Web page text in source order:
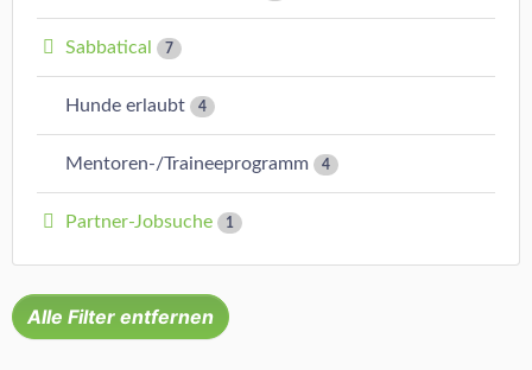
Sabbatical 7
Hunde erlaubt 4
Mentoren-/Traineeprogramm 4
Partner-Jobsuche 1
Alle Filter entfernen